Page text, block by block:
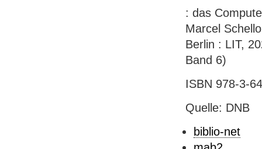
: das
Marcel
Berlin : LIT,
Band 6)
ISBN 978-3-
Quelle: DNB
biblio-net